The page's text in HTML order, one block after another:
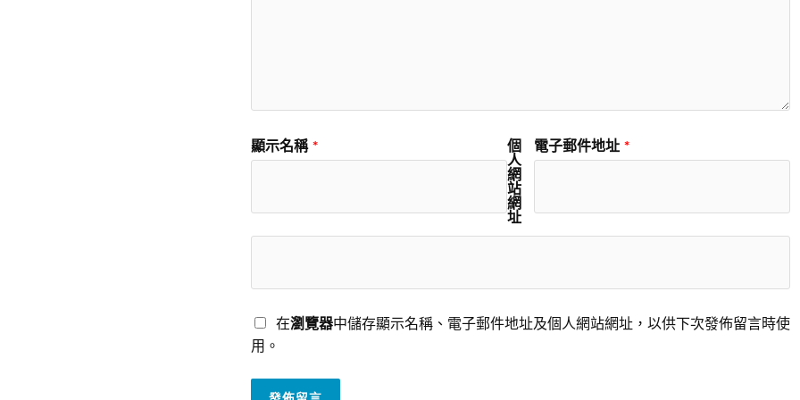
顯示名稱 * 電子郵件地址 *
個
人
網
站
網
址
在瀏覽器中儲存顯示名稱、電子郵件地址及個人網站網址，以供下次發佈留言時使
用。